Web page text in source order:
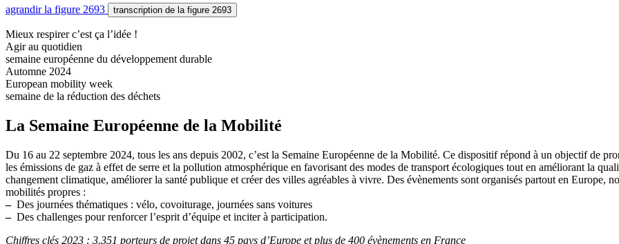
agrandirla figure 2693 transcription de la figure 2693
Mieux respirer c’est ça l’idée !
Agir au quotidien
semaine européenne du développement durable
Automne 2024
European mobility week
semaine de la réduction des déchets
La Semaine Européenne de la Mobilité
Du 16 au 22 septembre 2024, tous les ans depuis 2002, c’est la Semaine Européenne de la Mobilité. Ce dispositif répond à un objectif de
les émissions de gaz à effet de serre et la pollution atmosphérique en favorisant des modes de transport écologiques tout en améliorant la
changement climatique, améliorer la santé publique et créer des villes agréables à vivre. Des évènements sont organisés partout en Europe,
mobilités propres :
–Des journées thématiques : vélo, covoiturage, journées sans voitures
–Des challenges pour renforcer l’esprit d’équipe et inciter à participation.
Chiffres clés 2023 : 3.351 porteurs de projet dans 45 pays d’Europe et plus de 400 évènements en France